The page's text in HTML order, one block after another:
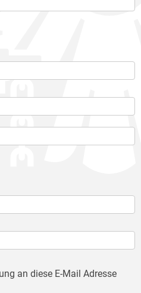
an diese E-Mail Adresse